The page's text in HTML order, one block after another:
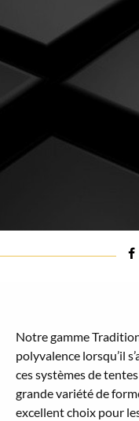
Notre gamme
polyvalence lorsqu’il
ces systèmes de
grande variété de
excellent choix pour